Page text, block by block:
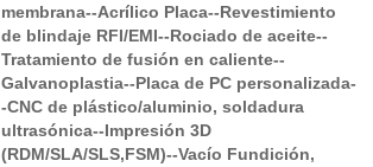
membrana--Acrílico Placa--Revestimiento
de blindaje RFI/EMI--Rociado de aceite--
Tratamiento de fusión en caliente--
Galvanoplastia--Placa de PC personalizada-
-CNC de plástico/aluminio, soldadura
ultrasónica--Impresión 3D
(RDM/SLA/SLS,FSM)--Vacío Fundición,